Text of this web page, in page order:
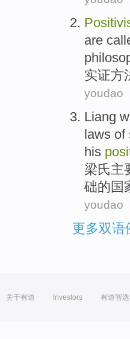
are
实证方
youdao
Liang
laws of
his
梁氏主
础的 国
youdao
更多双语
关于有道 Investors 有道智选